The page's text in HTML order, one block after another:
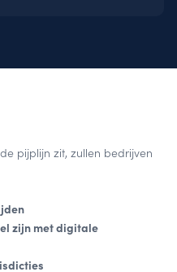
pijplijn zit, zullen bedrijven
zijn met digitale